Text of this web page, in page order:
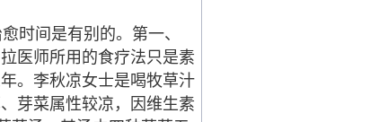
时间是有别的。第一、
医师所用的食疗法只是素
。李秋凉女士是喝牧草汁
芽菜属性较凉，因维生素